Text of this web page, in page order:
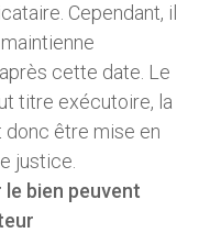
Cependant, il
cette date. Le
titre exécutoire, la
donc être mise en
justice.
bien peuvent